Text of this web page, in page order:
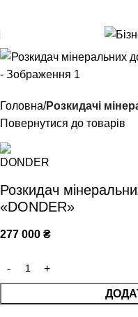
Головна Розкидачі
Повернутися до товарів
Розкидач
«DONDER»
277 000 ₴